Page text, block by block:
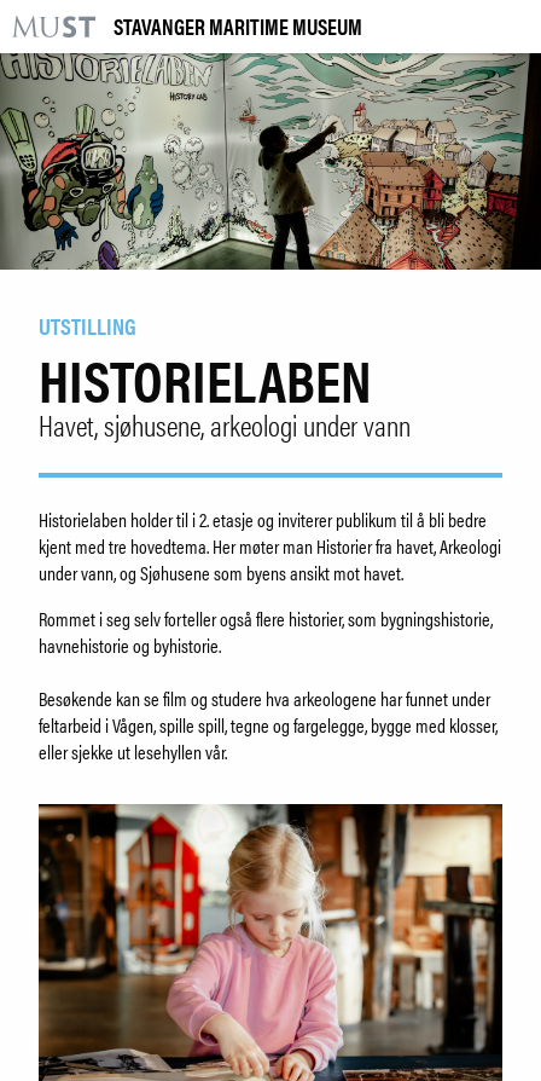
KR
M
BESØK OSS
UTSTILLINGER
ARRANGEMENTER
LÆRING
NO|ENG
Kjøp billett og årskort
Bygg og samling
Forskning
Arkeologi
Museumsfartøyene
Kafé og butikk
Om museet
SØK
STAVANGER MARITIME MUSEUM
UTSTILLING
HISTORIELABEN
Havet, sjøhusene, arkeologi under vann
Historielaben holder til i 2. etasje og inviterer publikum til å bli bedre
kjent med tre hovedtema. Her møter man Historier fra havet, Arkeologi
under vann, og Sjøhusene som byens ansikt mot havet.
Rommet i seg selv forteller også flere historier, som bygningshistorie,
havnehistorie og byhistorie.
Besøkende kan se film og studere hva arkeologene har funnet under
feltarbeid i Vågen, spille spill, tegne og fargelegge, bygge med klosser,
eller sjekke ut lesehyllen vår.